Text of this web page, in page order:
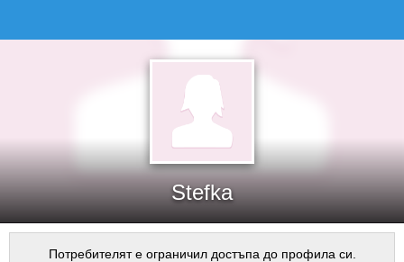
Stefka
Потребителят е ограничил достъпа до профила си.